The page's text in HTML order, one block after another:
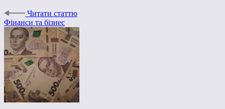
Читати статтю
Фінанси та бізнес